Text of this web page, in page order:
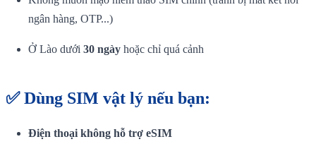
ngân hàng, OTP...)
Ở Lào dưới 30 ngày hoặc chỉ quá cảnh
✅ Dùng SIM vật lý nếu bạn:
Điện thoại không hỗ trợ eSIM